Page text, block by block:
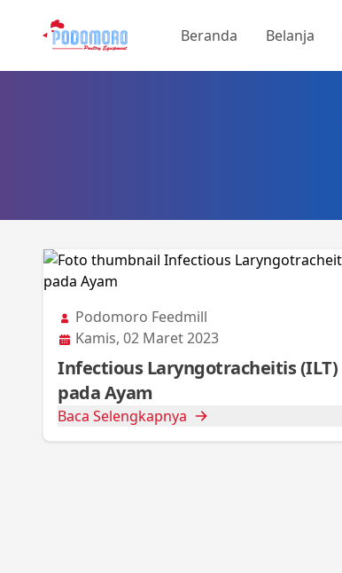
Beranda Belanja
Podomoro Feedmill
Kamis, 02 Maret 2023
Infectious Laryngotracheitis (ILT)
pada Ayam
Baca Selengkapnya